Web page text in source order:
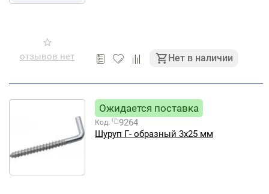
отзывов нет Нет в наличии
Ожидается поставка
Код:
9264
Шуруп Г- образный 3х25 мм